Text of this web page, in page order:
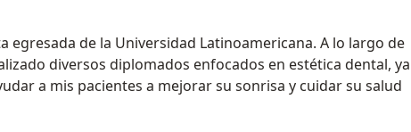
egresada de la Universidad Latinoamericana. A lo largo de
diversos diplomados enfocados en estética dental, ya
a mis pacientes a mejorar su sonrisa y cuidar su salud